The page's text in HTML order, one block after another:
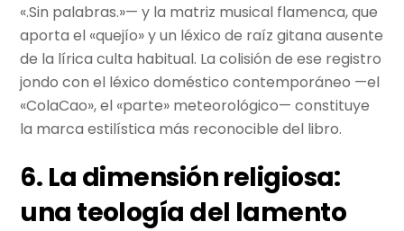
«.Sin palabras.»— y la matriz musical flamenca, que
aporta el «quejío» y un léxico de raíz gitana ausente
de la lírica culta habitual. La colisión de ese registro
jondo con el léxico doméstico contemporáneo —el
«ColaCao», el «parte» meteorológico— constituye
la marca estilística más reconocible del libro.
6. La dimensión religiosa:
una teología del lamento